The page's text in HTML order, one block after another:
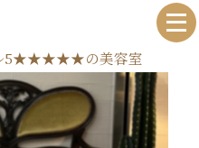
ル5★★★★★の美容室